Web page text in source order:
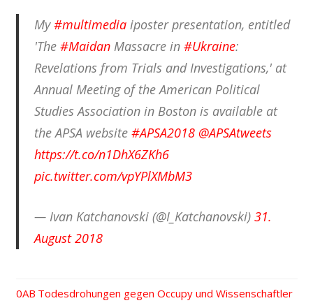
Webfundstück
Wissenschaft
My#multimedia iposter presentation, entitled
'The #Maidan Massacre in #Ukraine:
Revelations from Trials and Investigations,' at
Annual Meeting of the American Political
Studies Association in Boston is available at
the APSA website #APSA2018 @APSAtweets
https://t.co/n1DhX6ZKh6
pic.twitter.com/vpYPlXMbM3
— Ivan Katchanovski (@I_Katchanovski) 31.
August 2018
Vorheriger
Todesdrohungen gegen Occupy und Wissenschaftler